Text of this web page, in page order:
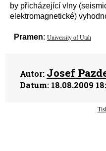
by přicházející vlny
elektromagnetické)
Pramen: University of Utah
Autor: Josef
Datum: 18.08.2009